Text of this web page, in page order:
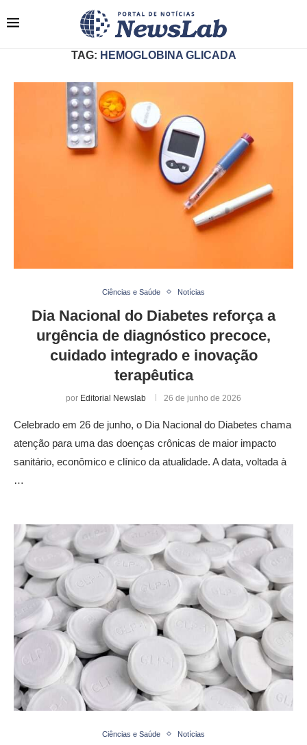
TAG: HEMOGLOBINA GLICADA
Ciências e Saúde Notícias
Dia Nacional do Diabetes reforça a
urgência de diagnóstico precoce,
cuidado integrado e inovação
terapêutica
por Editorial Newslab 26 de junho de 2026
Celebrado em 26 de junho, o Dia Nacional do Diabetes chama
atenção para uma das doenças crônicas de maior impacto
sanitário, econômico e clínico da atualidade. A data, voltada à
…
Ciências e Saúde Notícias